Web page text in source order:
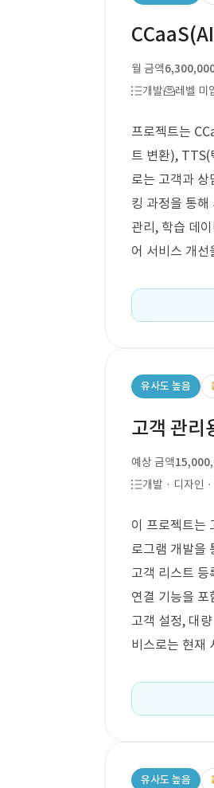
월 금액
개발
레벨 미
프로젝트는
트 변환), TTS(
로는 고객과
킹 과정을 통해
관리, 학습 데
어 서비스 개
유사도 높음
고객 관리
예상 금액
개발 · 디자인
이 프로젝트는
로그램 개발을
고객 리스트 등
연결 기능을
고객 설정, 대
비스로는 현재
유사도 높음